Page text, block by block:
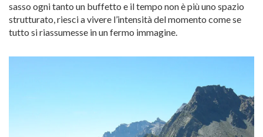
sasso ogni tanto un buffetto e il tempo non è più uno spazio
strutturato, riesci a vivere l’intensità del momento come se
tutto si riassumesse in un fermo immagine.